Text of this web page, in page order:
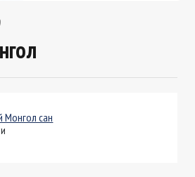
Монгол сан